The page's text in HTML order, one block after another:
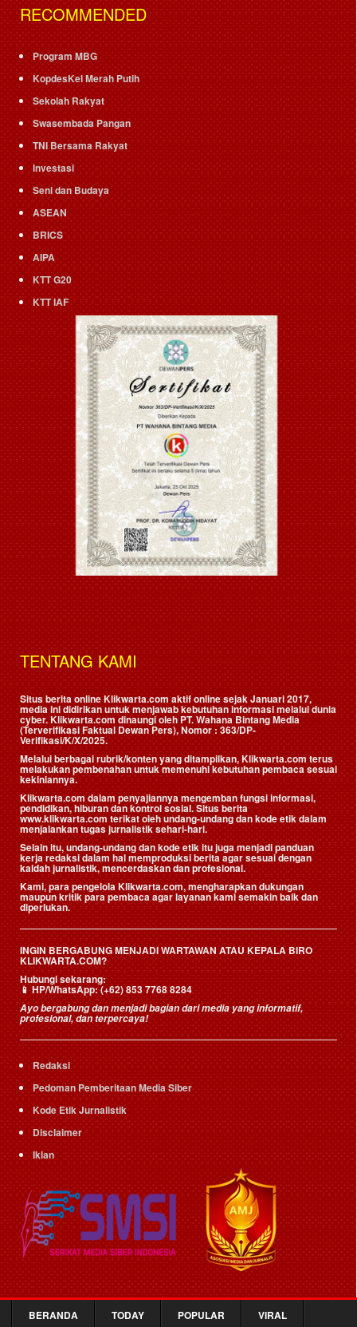
RECOMMENDED
Program MBG
KopdesKel Merah Putih
Sekolah Rakyat
Swasembada Pangan
TNI Bersama Rakyat
Investasi
Seni dan Budaya
ASEAN
BRICS
AIPA
KTT G20
KTT IAF
TENTANG KAMI
Situs berita online Klikwarta.com aktif online sejak Januari 2017,
media ini didirikan untuk menjawab kebutuhan informasi melalui dunia
cyber. Klikwarta.com dinaungi oleh PT. Wahana Bintang Media
(Terverifikasi Faktual Dewan Pers), Nomor : 363/DP-
Verifikasi/K/X/2025.
Melalui berbagai rubrik/konten yang ditampilkan, Klikwarta.com terus
melakukan pembenahan untuk memenuhi kebutuhan pembaca sesuai
kekiniannya.
Klikwarta.com dalam penyajiannya mengemban fungsi informasi,
pendidikan, hiburan dan kontrol sosial. Situs berita
www.klikwarta.com terikat oleh undang-undang dan kode etik dalam
menjalankan tugas jurnalistik sehari-hari.
Selain itu, undang-undang dan kode etik itu juga menjadi panduan
kerja redaksi dalam hal memproduksi berita agar sesuai dengan
kaidah jurnalistik, mencerdaskan dan profesional.
Kami, para pengelola Klikwarta.com, mengharapkan dukungan
maupun kritik para pembaca agar layanan kami semakin baik dan
diperlukan.
INGIN BERGABUNG MENJADI WARTAWAN ATAU KEPALA BIRO
KLIKWARTA.COM?
Hubungi sekarang:
📱HP/WhatsApp:(+62) 853 7768 8284
Ayo bergabung dan menjadi bagian dari media yang informatif,
profesional, dan terpercaya!
Redaksi
Pedoman Pemberitaan Media Siber
Kode Etik Jurnalistik
Disclaimer
Iklan
BERANDA TODAY POPULAR VIRAL